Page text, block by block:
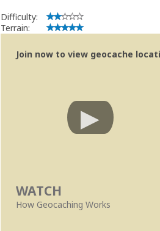
Difficulty:
Terrain:
Join now to view geocache
WATCH
How Geocaching Works